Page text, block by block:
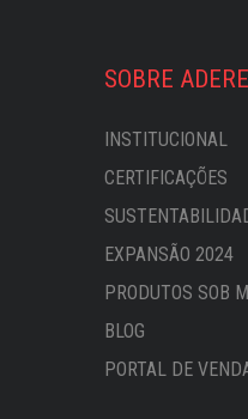
SOBRE ADERE
INSTITUCIONAL
CERTIFICAÇÕES
EXPANSÃO 2024
PRODUTOS SOB
BLOG
PORTAL DE